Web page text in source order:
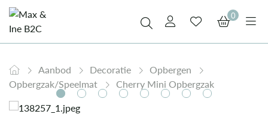
0
Aanbod Decoratie
Opbergen
Opbergzak/Speelmat
Cherry Mini Opbergzak